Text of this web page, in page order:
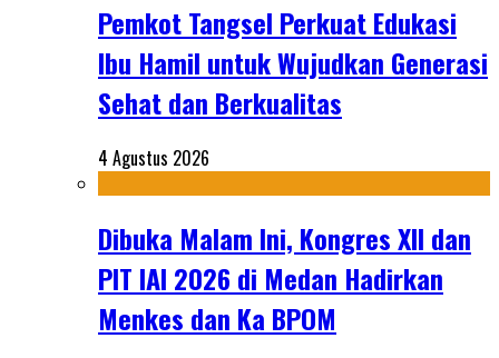
Pemkot Tangsel Perkuat Edukasi
Ibu Hamil untuk Wujudkan Generasi
Sehat dan Berkualitas
4 Agustus 2026
Dibuka Malam Ini, Kongres XII dan
PIT IAI 2026 di Medan Hadirkan
Menkes dan Ka BPOM